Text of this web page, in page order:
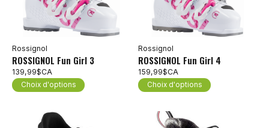
Rossignol
ROSSIGNOL Fun Girl 3
139,99$CA
Choix d'options
Rossignol
ROSSIGNOL Fun Girl 4
159,99$CA
Choix d'options